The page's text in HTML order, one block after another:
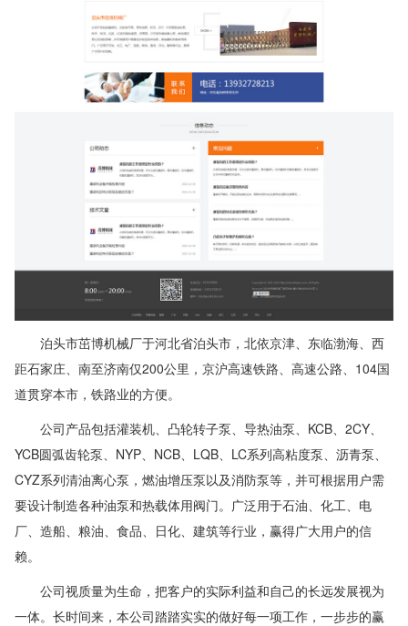
泊头市茁博机械厂于河北省泊头市，北依京津、东临渤海、西
距石家庄、南至济南仅200公里，京沪高速铁路、高速公路、104国
道贯穿本市，铁路业的方便。
公司产品包括灌装机、凸轮转子泵、导热油泵、KCB、2CY、
YCB圆弧齿轮泵、NYP、NCB、LQB、LC系列高粘度泵、沥青泵、
CYZ系列清油离心泵，燃油增压泵以及消防泵等，并可根据用户需
要设计制造各种油泵和热载体用阀门。广泛用于石油、化工、电
厂、造船、粮油、食品、日化、建筑等行业，赢得广大用户的信
赖。
公司视质量为生命，把客户的实际利益和自己的长远发展视为
一体。长时间来，本公司踏踏实实的做好每一项工作，一步步的赢